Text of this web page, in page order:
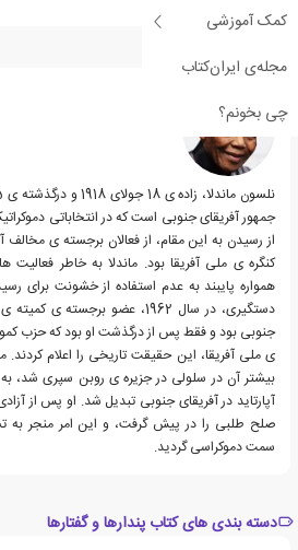
کمک آموزشی
مجله‌ی ایران‌کتاب
چی بخونم؟
درباره نلسون ماندلا
جمهور آفریقای جنوبی است که در انتخاباتی
از رسیدن به این مقام، از فعالان برجسته ی مخالف
کنگره ی ملی آفریقا بود. ماندلا به خاطر
همواره پایبند به عدم استفاده از خشونت برای
دستگیری، در سال 1962، عضو
جنوبی بود و فقط پس از درگذشت او بود که حزب
بیشتر آن در سلولی در جزیره ی روبن سپری شد، به
صلح طلبی را در پیش گرفت، و این امر منجر به
سمت دموکراسی گردید.
دسته بندی های کتاب پندارها و گفتارها